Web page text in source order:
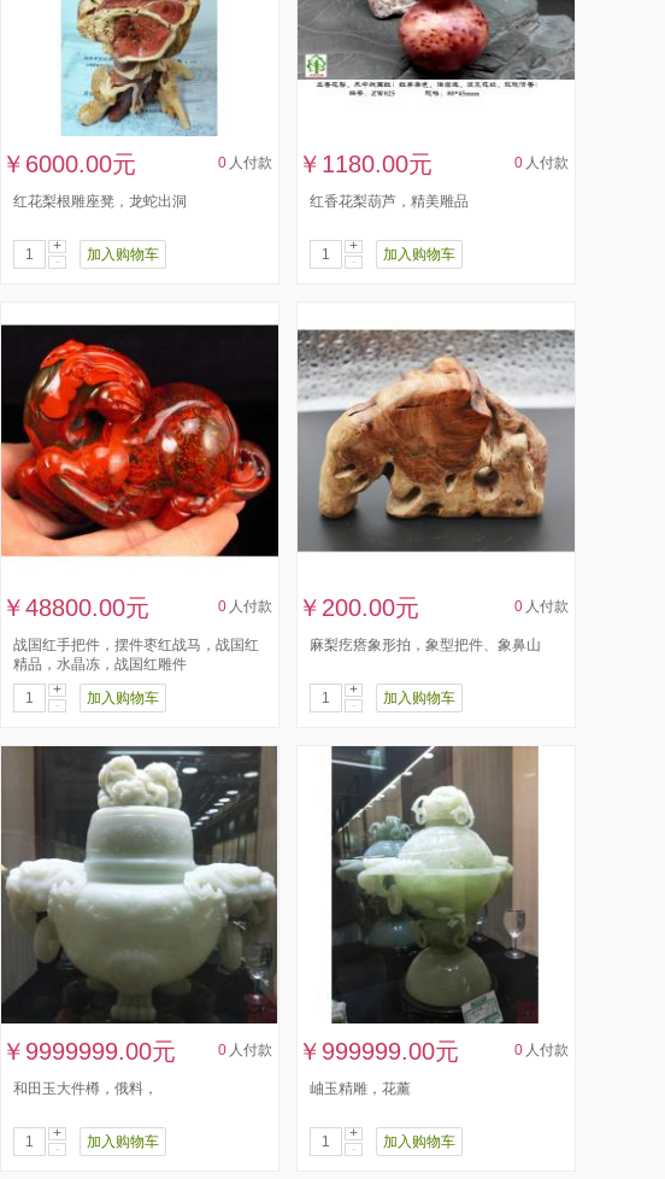
￥6000.00元 0 人付款
红花梨根雕座凳，龙蛇出洞
+
-
加入购物车
￥1180.00元 0 人付款
红香花梨葫芦，精美雕品
+
-
加入购物车
￥48800.00元 0 人付款
战国红手把件，摆件枣红战马，战国红
精品，水晶冻，战国红雕件
+
-
加入购物车
￥200.00元 0 人付款
麻梨疙瘩象形拍，象型把件、象鼻山
+
-
加入购物车
￥9999999.00元 0 人付款
和田玉大件樽，俄料，
+
-
加入购物车
￥999999.00元 0 人付款
岫玉精雕，花薰
+
-
加入购物车